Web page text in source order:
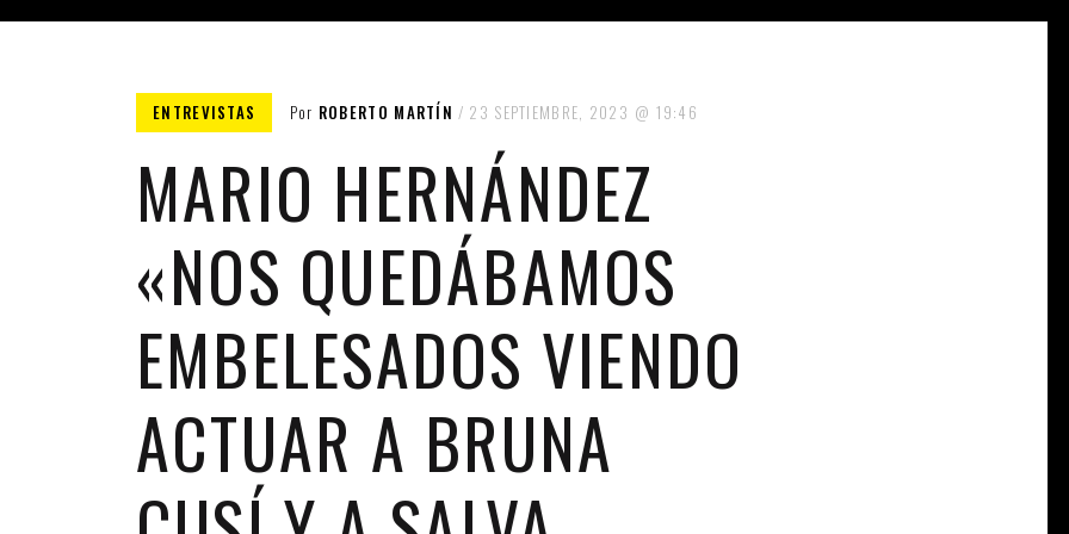
ENTREVISTAS Por ROBERTO MARTÍN 23 SEPTIEMBRE, 2023 19:46
MARIO HERNÁNDEZ
«NOS QUEDÁBAMOS
EMBELESADOS VIENDO
ACTUAR A BRUNA